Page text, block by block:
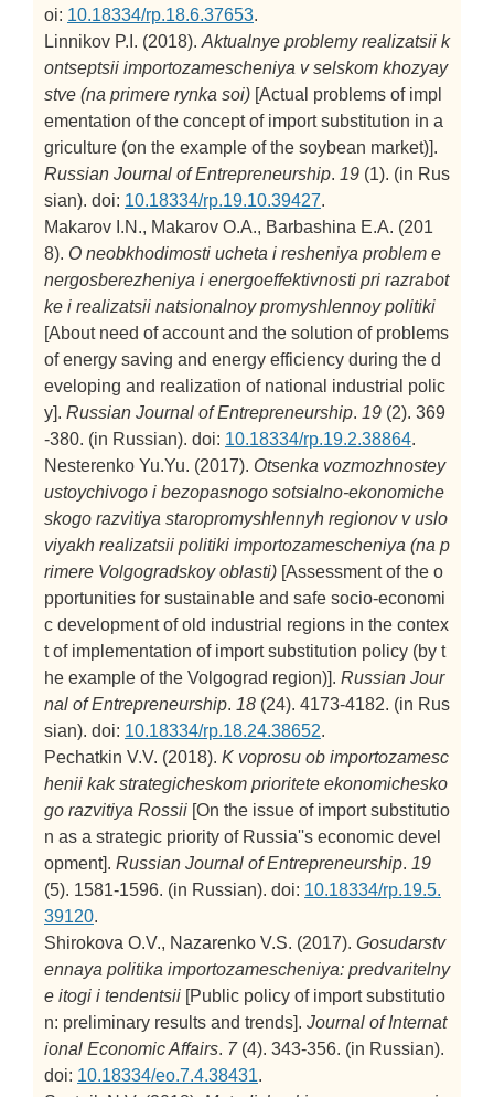
oi: 10.18334/rp.18.6.37653.
Linnikov P.I. (2018). Aktualnye problemy realizatsii k
ontseptsii importozamescheniya v selskom khozyay
stve (na primere rynka soi) [Actual problems of impl
ementation of the concept of import substitution in a
griculture (on the example of the soybean market)].
Russian Journal of Entrepreneurship. 19 (1). (in Rus
sian). doi: 10.18334/rp.19.10.39427.
Makarov I.N., Makarov O.A., Barbashina E.A. (201
8). O neobkhodimosti ucheta i resheniya problem e
nergosberezheniya i energoeffektivnosti pri razrabot
ke i realizatsii natsionalnoy promyshlennoy politiki
[About need of account and the solution of problems
of energy saving and energy efficiency during the d
eveloping and realization of national industrial polic
y]. Russian Journal of Entrepreneurship. 19 (2). 369
-380. (in Russian). doi: 10.18334/rp.19.2.38864.
Nesterenko Yu.Yu. (2017). Otsenka vozmozhnostey
ustoychivogo i bezopasnogo sotsialno-ekonomiche
skogo razvitiya staropromyshlennyh regionov v uslo
viyakh realizatsii politiki importozamescheniya (na p
rimere Volgogradskoy oblasti) [Assessment of the o
pportunities for sustainable and safe socio-economi
c development of old industrial regions in the contex
t of implementation of import substitution policy (by t
he example of the Volgograd region)]. Russian Jour
nal of Entrepreneurship. 18 (24). 4173-4182. (in Rus
sian). doi: 10.18334/rp.18.24.38652.
Pechatkin V.V. (2018). K voprosu ob importozamesc
henii kak strategicheskom prioritete ekonomichesko
go razvitiya Rossii [On the issue of import substitutio
n as a strategic priority of Russia''s economic devel
opment]. Russian Journal of Entrepreneurship. 19
(5). 1581-1596. (in Russian). doi: 10.18334/rp.19.5.
39120.
Shirokova O.V., Nazarenko V.S. (2017). Gosudarstv
ennaya politika importozamescheniya: predvaritelny
e itogi i tendentsii [Public policy of import substitutio
n: preliminary results and trends]. Journal of Internat
ional Economic Affairs. 7(4). 343-356. (in Russian).
doi: 10.18334/eo.7.4.38431.